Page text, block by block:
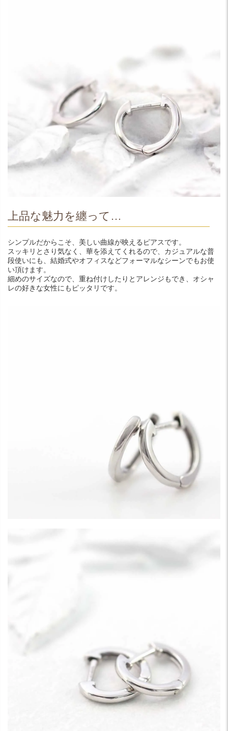
上品な魅力を纏って…
シンプルだからこそ、美しい曲線が映えるピアスです。
スッキリとさり気なく、華を添えてくれるので、カジュアルな普
段使いにも、結婚式やオフィスなどフォーマルなシーンでもお使
い頂けます。
細めのサイズなので、重ね付けしたりとアレンジもでき、オシャ
レの好きな女性にもピッタリです。